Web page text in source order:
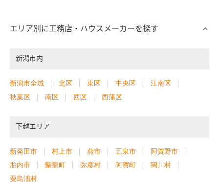
や緑とマッチする
エリア別に工務店・ハウスメーカーを探す
新潟市内
新潟市全域 北区 東区 中央区
江南区
秋葉区
南区 西区 西蒲区
下越エリア
新発田市 村上市 燕市 五泉市
阿賀野市
胎内市
聖籠町 弥彦村 阿賀町
関川村
粟島浦村